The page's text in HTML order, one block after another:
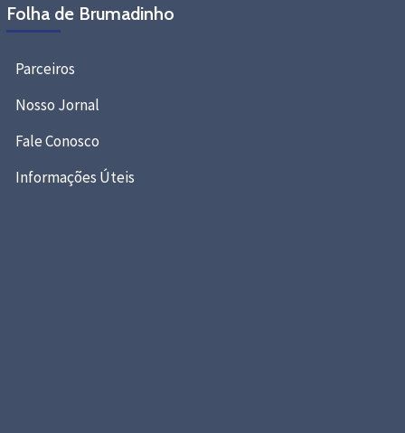
Folha de Brumadinho
Parceiros
Nosso Jornal
Fale Conosco
Informações Úteis